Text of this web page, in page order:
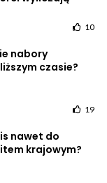
10
nabory
czasie?
19
nawet do
krajowym?